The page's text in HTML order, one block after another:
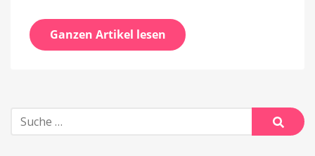
Ganzen Artikel lesen
Suche
nach:
Suche